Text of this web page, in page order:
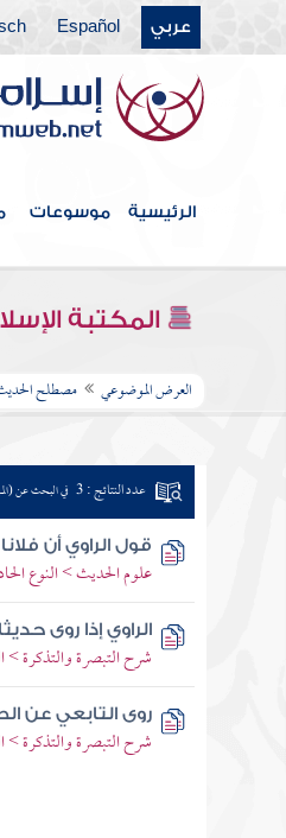
عربي Español
الرئيسية موسوعات
المكتبة
العرض الموضوعي مصطلح
عدد النتائج : 3 في البحث عن
قول الراوي أن
علوم الحديث > النوع
الراوي إذا روى
شرح التبصرة والتذكرة >
روى التابعي عن
شرح التبصرة والتذكرة >